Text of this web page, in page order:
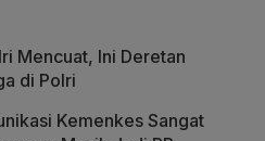
Mencuat, Ini Deretan
di Polri
Kemenkes Sangat